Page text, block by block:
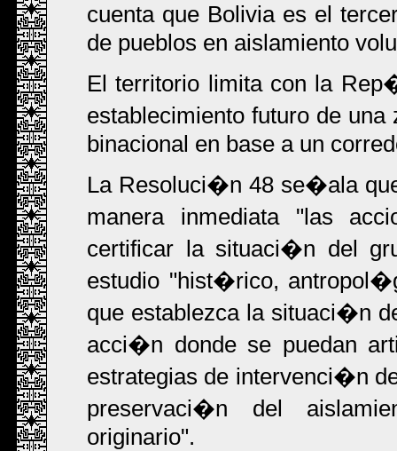
cuenta que Bolivia es el
de pueblos en aislamiento
El territorio limita con la
establecimiento futuro de
binacional en base a un
La Resoluci�n 48 se�ala
manera inmediata "las
certificar la situaci�n del
estudio "hist�rico,
que establezca la situaci�n
acci�n donde se puedan
estrategias de intervenci�n
preservaci�n del
originario".